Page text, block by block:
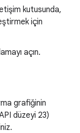
kutusunda,
için
açın.
grafiğinin
düzeyi 23)